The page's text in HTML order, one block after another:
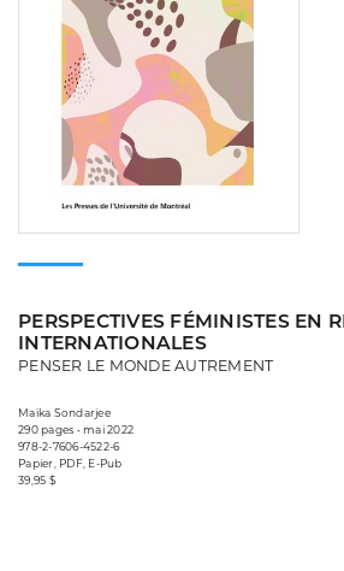
PERSPECTIVES FÉMINISTES EN
INTERNATIONALES
PENSER LE MONDE AUTREMENT
Maïka Sondarjee
290 pages • mai 2022
978-2-7606-4522-6
Papier, PDF, E-Pub
39,95 $